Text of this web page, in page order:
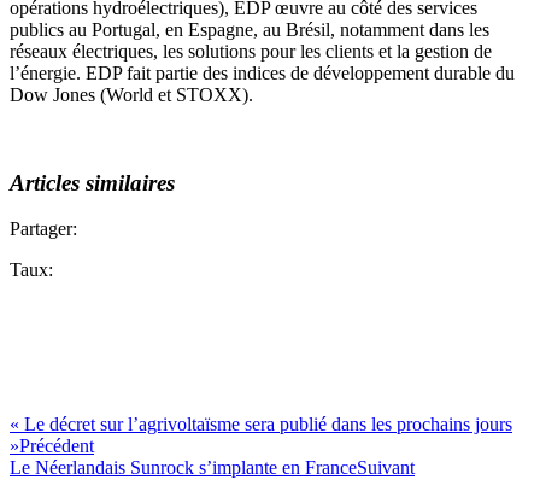
opérations hydroélectriques), EDP œuvre au côté des services
publics au Portugal, en Espagne, au Brésil, notamment dans les
réseaux électriques, les solutions pour les clients et la gestion de
l’énergie. EDP fait partie des indices de développement durable du
Dow Jones (World et STOXX).
Articles similaires
Partager:
Taux:
« Le décret sur l’agrivoltaïsme sera publié dans les prochains jours
»Précédent
Le Néerlandais Sunrock s’implante en FranceSuivant